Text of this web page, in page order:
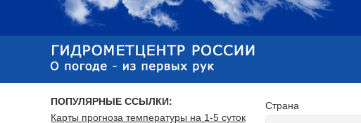
Страна
ПОПУЛЯРНЫЕ ССЫЛКИ:
Карты прогноза температуры на 1-5 суток